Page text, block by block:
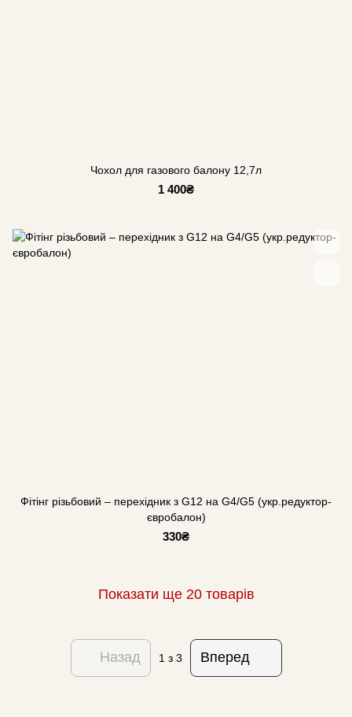
Чохол для газового балону 12,7л
1 400₴
Фітінг різьбовий – перехідник з G12 на G4/G5 (укр.редуктор-
євробалон)
330₴
Показати ще 20 товарів
Назад 1 з 3 Вперед